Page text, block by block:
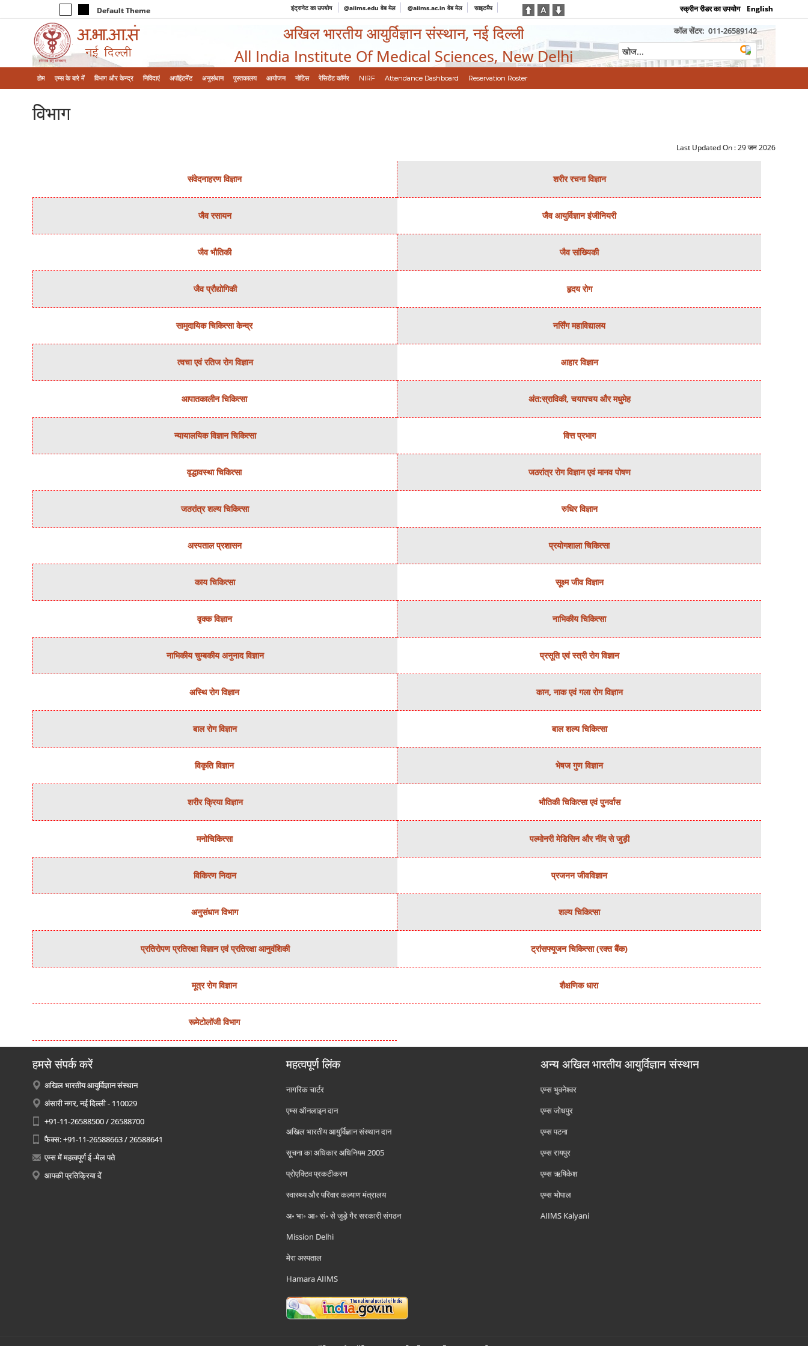
Default Theme इंट्रानेट का उपयोग @aiims.edu वेब मेल @aiims.ac.in वेब मेल साइटमैप स्क्रीन रीडर का उपयोग English
अखिल भारतीय आयुर्विज्ञान संस्थान, नई दिल्ली
All India Institute Of Medical Sciences, New Delhi
कॉल सेंटर: 011-26589142
होम एम्‍स के बारे में विभाग और केन्‍द्र निविदाएं अपॉइंटमेंट अनुसंधान पुस्तकालय आयोजन नोटिस रेसिडेंट कॉर्नर NIRF Attendance Dashboard Reservation Roster
विभाग
Last Updated On :29 जन 2026
संवेदनाहरण विज्ञान शरीर रचना विज्ञान
जैव रसायन जैव आयुर्विज्ञान इंजीनियरी
जैव भौतिकी जैव सांख्यिकी
जैव प्रौद्योगिकी हृदय रोग
सामुदायिक चिकित्‍सा केन्‍द्र नर्सिंग महाविद्यालय
त्‍वचा एवं रतिज रोग विज्ञान आहार विज्ञान
आपातकालीन चिकित्सा अंत:स्राविकी, चयापचय और मधुमेह
न्‍यायालयिक विज्ञान चिकित्‍सा वित्त प्रभाग
वृद्धावस्था चिकित्सा जठरांत्र रोग विज्ञान एवं मानव पोषण
जठरांत्र शल्‍य चिकित्‍सा रुधिर विज्ञान
अस्‍पताल प्रशासन प्रयोगशाला चिकित्‍सा
काय चिकित्‍सा सूक्ष्‍म जीव विज्ञान
वृक्‍क विज्ञान नाभिकीय चिकित्‍सा
नाभिकीय चुम्‍बकीय अनुनाद विज्ञान प्रसूति एवं स्‍त्री रोग विज्ञान
अस्थि रोग विज्ञान कान, नाक एवं गला रोग विज्ञान
बाल रोग विज्ञान बाल शल्‍य चिकित्‍सा
विकृति विज्ञान भेषज गुण विज्ञान
शरीर क्रिया विज्ञान भौतिकी चिकित्‍सा एवं पुनर्वास
मनोचिकित्‍सा पल्मोनरी मेडिसिन और नींद से जुड़ी
विकिरण निदान प्रजनन जीवविज्ञान
अनुसंधान विभाग शल्‍य चिकित्‍सा
प्रतिरोपण प्रतिरक्षा विज्ञान एवं प्रतिरक्षा आनुवंशिकी ट्रांसफ्यूजन चिकित्‍सा (रक्‍त बैंक)
मूत्र रोग विज्ञान शैक्षणिक धारा
रूमेटोलॉजी विभाग
हमसे संपर्क करें
अखिल भारतीय आयुर्विज्ञान संस्थान
अंसारी नगर, नई दिल्ली - 110029
+91-11-26588500 / 26588700
फैक्स: +91-11-26588663 / 26588641
एम्स में महत्वपूर्ण ई -मेल पते
आपकी प्रतिक्रिया दें
महत्वपूर्ण लिंक
नागरिक चार्टर
एम्स ऑनलाइन दान
अखिल भारतीय आयुर्विज्ञान संस्थान दान
सूचना का अधिकार अधिनियम 2005
प्रोएक्टिव प्रकटीकरण
स्वास्थ्य और परिवार कल्याण मंत्रालय
अ॰ भा॰ आ॰ सं॰ से जुड़े गैर सरकारी संगठन
Mission Delhi
मेरा अस्पताल
Hamara AIIMS
अन्य अखिल भारतीय आयुर्विज्ञान संस्थान
एम्‍स भुवनेश्वर
एम्‍स जोधपुर
एम्‍स पटना
एम्‍स रायपुर
एम्‍स ऋषिकेश
एम्‍स भोपाल
AIIMS Kalyani